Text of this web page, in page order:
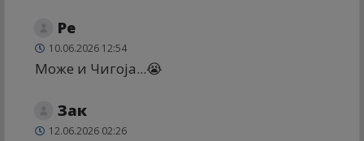
Ре
10.06.2026 12:54
Може и Чигоја...😭
Зак
12.06.2026 02:26